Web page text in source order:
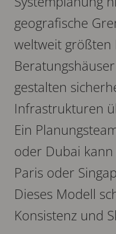
geografische
weltweit größten
gestalten
Infrastrukturen
Ein
oder Dubai
Paris oder
Dieses Modell
Konsistenz und